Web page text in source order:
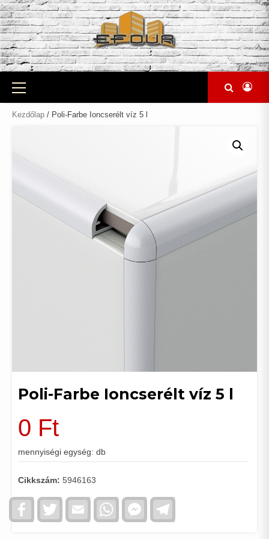
Skip
to
content
Primary
Menu
Kezdőlap / Poli-Farbe Ioncserélt víz 5 l
Poli-Farbe Ioncserélt víz 5 l
0 Ft
mennyiségi egység: db
Cikkszám: 5946163
FacebookTwitter Email WhatsAppFacebook
Messenger